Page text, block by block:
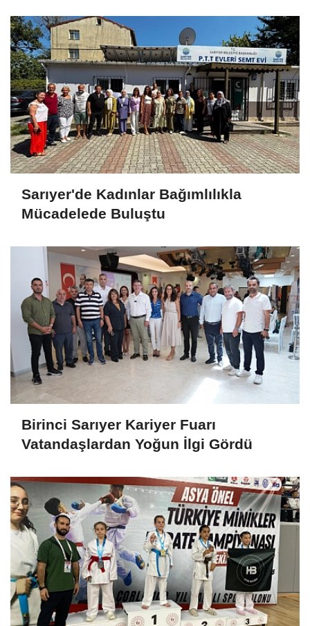
Sarıyer'de Kadınlar Bağımlılıkla
Mücadelede Buluştu
Birinci Sarıyer Kariyer Fuarı
Vatandaşlardan Yoğun İlgi Gördü